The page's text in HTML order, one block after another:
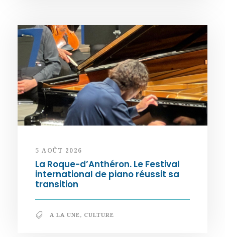
5 AOÛT 2026
La Roque-d’Anthéron. Le Festival
international de piano réussit sa
transition
A LA UNE, CULTURE